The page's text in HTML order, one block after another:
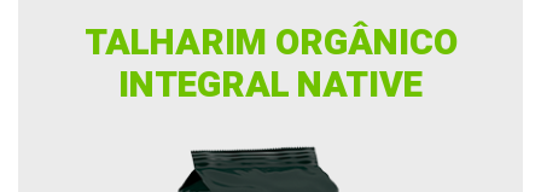
TALHARIM ORGÂNICO
INTEGRAL NATIVE